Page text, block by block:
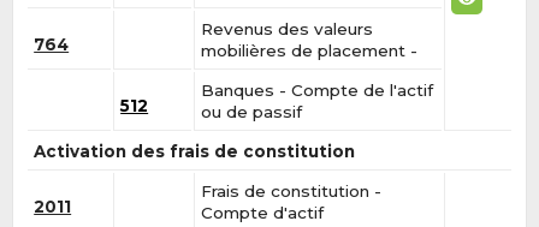
764
Revenus des valeurs
mobilières de placement -
512
Banques - Compte de l'actif
ou de passif
Activation des frais de constitution
2011
Frais de constitution -
Compte d'actif